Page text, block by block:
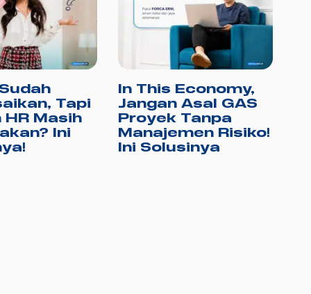
Tapi
HR Masih
Ini
In This Economy,
Jangan Asal GAS
Proyek Tanpa
Manajemen Risiko!
Ini Solusinya